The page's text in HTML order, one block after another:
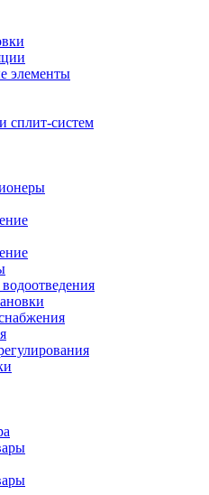
элементы
сплит-систем